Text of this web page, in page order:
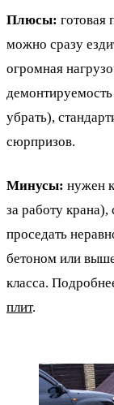
Плюсы:
можно сразу
огромная
убрать),
сюрпризов.
Минусы: нужен
за работу
проседать
бетоном или
класса.
плит.